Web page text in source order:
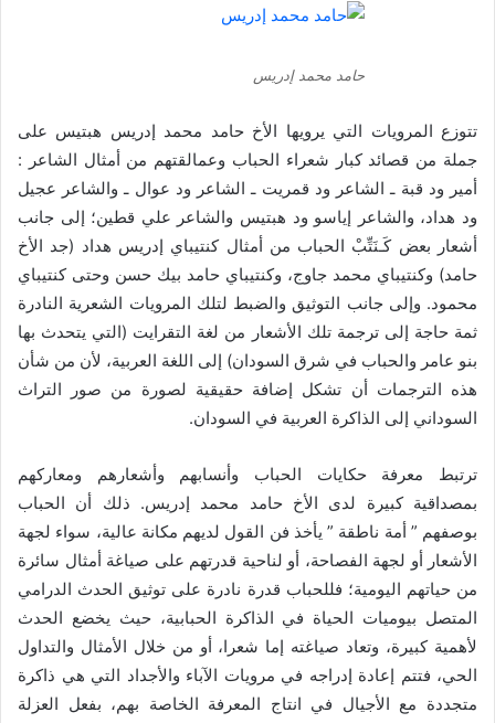
حامد محمد إدريس
تتوزع المرويات التي يرويها الأخ حامد محمد إدريس هبتيس على
جملة من قصائد كبار شعراء الحباب وعمالقتهم من أمثال الشاعر :
أمير ود قبة ـ الشاعر ود قمريت ـ الشاعر ود عوال ـ والشاعر عجيل
ود هداد، والشاعر إياسو ود هبتيس والشاعر علي قطين؛ إلى جانب
أشعار بعض كَـنَتِّبْ الحباب من أمثال كنتيباي إدريس هداد (جد الأخ
حامد) وكنتيباي محمد جاوج، وكنتيباي حامد بيك حسن وحتى كنتيباي
محمود. وإلى جانب التوثيق والضبط لتلك المرويات الشعرية النادرة
ثمة حاجة إلى ترجمة تلك الأشعار من لغة التقرايت (التي يتحدث بها
بنو عامر والحباب في شرق السودان) إلى اللغة العربية، لأن من شأن
هذه الترجمات أن تشكل إضافة حقيقية لصورة من صور التراث
السوداني إلى الذاكرة العربية في السودان.
ترتبط معرفة حكايات الحباب وأنسابهم وأشعارهم ومعاركهم
بمصداقية كبيرة لدى الأخ حامد محمد إدريس. ذلك أن الحباب
بوصفهم ” أمة ناطقة ” يأخذ فن القول لديهم مكانة عالية، سواء لجهة
الأشعار أو لجهة الفصاحة، أو لناحية قدرتهم على صياغة أمثال سائرة
من حياتهم اليومية؛ فللحباب قدرة نادرة على توثيق الحدث الدرامي
المتصل بيوميات الحياة في الذاكرة الحبابية، حيث يخضع الحدث
لأهمية كبيرة، وتعاد صياغته إما شعرا، أو من خلال الأمثال والتداول
الحي، فتتم إعادة إدراجه في مرويات الآباء والأجداد التي هي ذاكرة
متجددة مع الأجيال في انتاج المعرفة الخاصة بهم، بفعل العزلة